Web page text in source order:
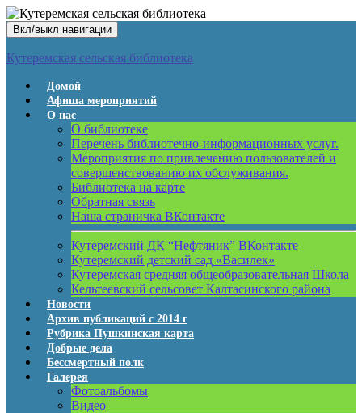
Вкл/выкл навигации
Кутеремская сельская библиотека
Домой
Афиша мероприятий
О нас
О библиотеке
Перечень библиотечно-информационных услуг.
Мероприятия по привлечению пользователей и
совершенствованию их обслуживания.
Библиотека на карте
Обратная связь
Наша страничка ВКонтакте
Кутеремский ДК “Нефтяник” ВКонтакте
Кутеремский детский сад «Василек»
Кутеремская средняя общеобразовательная Школа
Кельтеевский сельсовет Калтасинского района
Новости
Архив публикаций с 2014 г
Рубрика Пушкинская карта
Добрые дела
Бессмертный полк
Галерея
Фотоальбомы
Видео